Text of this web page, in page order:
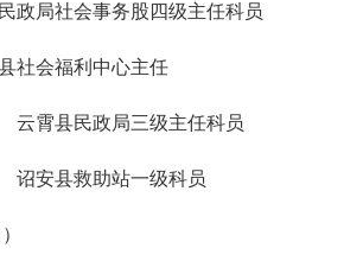
局社会事务股四级主任科员
会福利中心主任
霄县民政局三级主任科员
安县救助站一级科员